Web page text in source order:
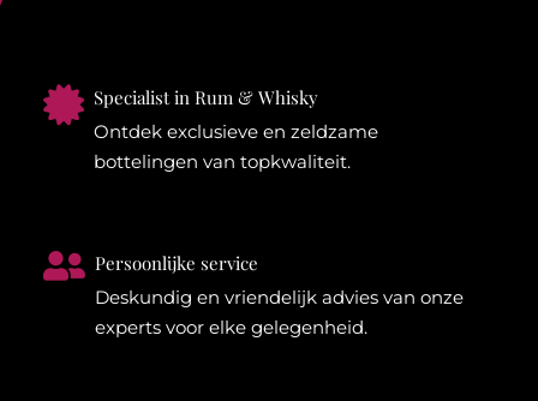
 Specialist in Rum & Whisky
Ontdek exclusieve en zeldzame
bottelingen van topkwaliteit.
 Persoonlijke service
Deskundig en vriendelijk advies van onze
experts voor elke gelegenheid.